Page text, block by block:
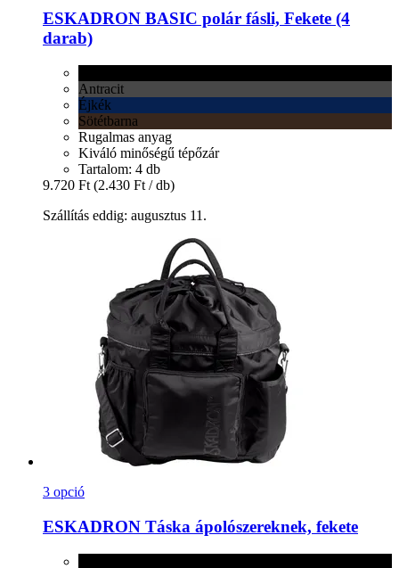
ESKADRON BASIC polár fásli, Fekete (4
darab)
Antracit
Éjkék
Sötétbarna
Rugalmas anyag
Kiváló minőségű tépőzár
Tartalom: 4 db
9.720 Ft (2.430 Ft / db)
Szállítás eddig: augusztus 11.
3 opció
ESKADRON Táska ápolószereknek, fekete